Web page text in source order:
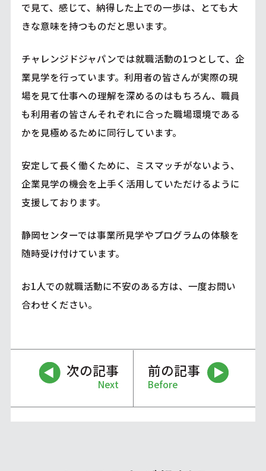
で見て、感じて、納得した上での一歩は、とても大
きな意味を持つものだと思います。
チャレンジドジャパンでは就職活動の1つとして、企
業見学を行っています。利用者の皆さんが実際の現
場を見て仕事への理解を深めるのはもちろん、職員
も利用者の皆さんそれぞれに合った職場環境である
かを見極めるために同行しています。
安定して長く働くために、ミスマッチがないよう、
企業見学の機会を上手く活用していただけるように
支援しております。
静岡センターでは事業所見学やプログラムの体験を
随時受け付けています。
お1人での就職活動に不安のある方は、一度お問い
合わせください。
次の記事
Next
前の記事
Before